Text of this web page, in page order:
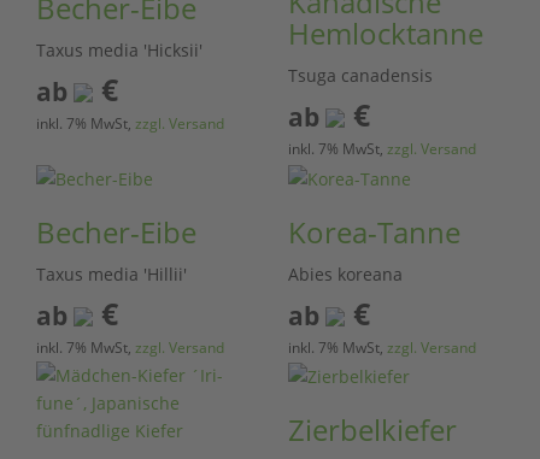
Taxus media 'Hicksii'
ab €
inkl. 7% MwSt, zzgl. Versand
Hemlocktanne
Tsuga canadensis
ab €
inkl. 7% MwSt, zzgl. Versand
Becher-Eibe
Taxus media 'Hillii'
ab €
inkl. 7% MwSt, zzgl. Versand
Korea-Tanne
Abies koreana
ab €
inkl. 7% MwSt, zzgl. Versand
Zierbelkiefer